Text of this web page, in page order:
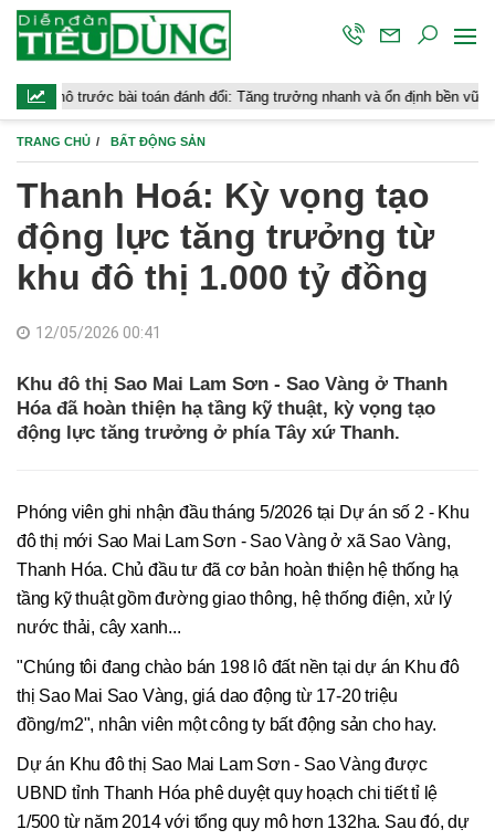
toán đánh đổi: Tăng trưởng nhanh và ổn định bền vững
TRANG CHỦ BẤT ĐỘNG SẢN
Thanh Hoá: Kỳ vọng tạo
động lực tăng trưởng từ
khu đô thị 1.000 tỷ đồng
12/05/2026 00:41
Khu đô thị Sao Mai Lam Sơn - Sao Vàng ở Thanh
Hóa đã hoàn thiện hạ tầng kỹ thuật, kỳ vọng tạo
động lực tăng trưởng ở phía Tây xứ Thanh.
Phóng viên ghi nhận đầu tháng 5/2026 tại Dự án số 2 - Khu
đô thị mới Sao Mai Lam Sơn - Sao Vàng ở xã Sao Vàng,
Thanh Hóa. Chủ đầu tư đã cơ bản hoàn thiện hệ thống hạ
tầng kỹ thuật gồm đường giao thông, hệ thống điện, xử lý
nước thải, cây xanh...
"Chúng tôi đang chào bán 198 lô đất nền tại dự án Khu đô
thị Sao Mai Sao Vàng, giá dao động từ 17-20 triệu
đồng/m2", nhân viên một công ty bất động sản cho hay.
Dự án Khu đô thị Sao Mai Lam Sơn - Sao Vàng được
UBND tỉnh Thanh Hóa phê duyệt quy hoạch chi tiết tỉ lệ
1/500 từ năm 2014 với tổng quy mô hơn 132ha. Sau đó, dự